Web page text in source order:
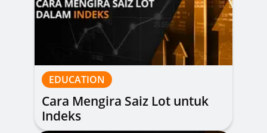
EDUCATION
Cara Mengira Saiz Lot untuk
Indeks